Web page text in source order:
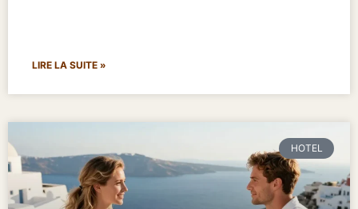
LIRE LA SUITE »
HOTEL